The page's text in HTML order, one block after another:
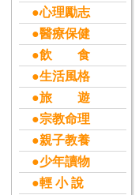
●心理勵志
●醫療保健
●飲 食
●生活風格
●旅 遊
●宗教命理
●親子教養
●少年讀物
●輕 小 說